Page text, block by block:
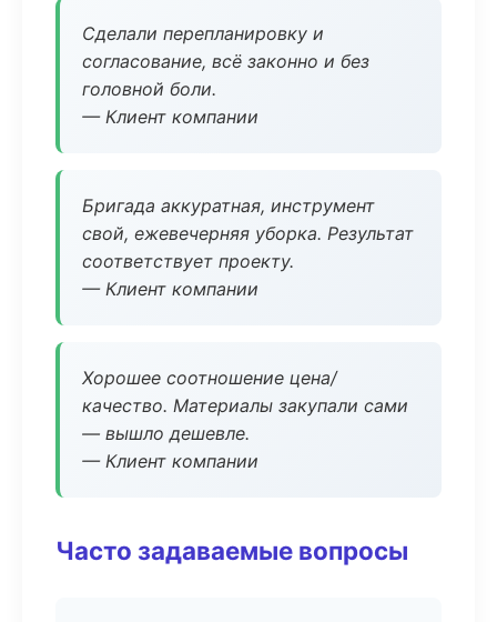
Сделали перепланировку и
согласование, всё законно и без
головной боли.
— Клиент компании
Бригада аккуратная, инструмент
свой, ежевечерняя уборка. Результат
соответствует проекту.
— Клиент компании
Хорошее соотношение цена/
качество. Материалы закупали сами
— вышло дешевле.
— Клиент компании
Часто задаваемые вопросы